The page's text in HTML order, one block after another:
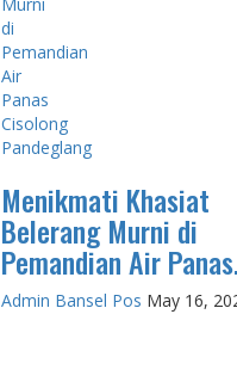
Menikmati Khasiat
Belerang Murni di
Pemandian Air
Admin Bansel Pos May 16,